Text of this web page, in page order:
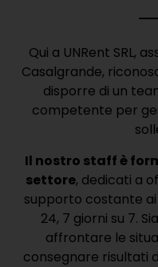
Qui a UNRent SRL,
Casalgrande,
disporre di un
competente per
Il nostro staff è
settore, dedicati a
supporto costante
24, 7 giorni su 7.
affrontare le
consegnare risultati